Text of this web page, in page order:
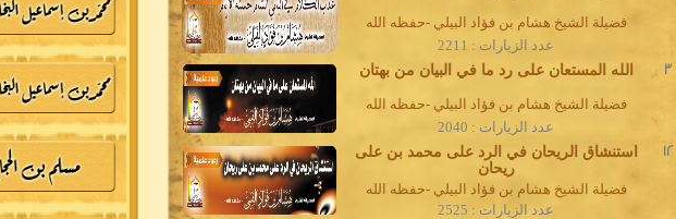
فضيلة الشيخ هشام بن فؤاد البيلي -حفظه الله
عدد الزيارات : 2211
الله المستعان على رد ما في البيان من بهتان 3
فضيلة الشيخ هشام بن فؤاد البيلي -حفظه الله
عدد الزيارات : 2040
استنشاق الريحان في الرد على محمد بن على
ريحان
12
فضيلة الشيخ هشام بن فؤاد البيلي -حفظه الله
عدد الزيارات : 2525